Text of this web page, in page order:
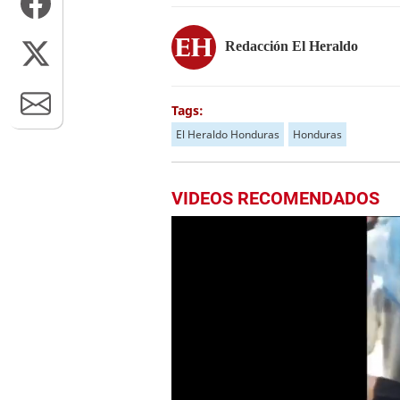
Redacción El Heraldo
Tags:
El Heraldo Honduras Honduras
VIDEOS RECOMENDADOS